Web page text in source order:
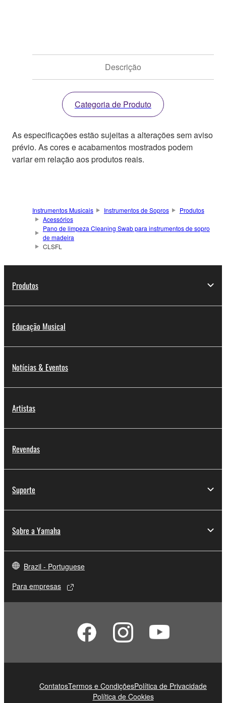
Descrição
Categoria de Produto
As especificações estão sujeitas a alterações sem aviso
prévio. As cores e acabamentos mostrados podem
variar em relação aos produtos reais.
Instrumentos Musicais Instrumentos de Sopros
Produtos
Acessórios
Pano de limpeza Cleaning Swab para instrumentos de sopro
de madeira
CLSFL
Produtos
Educação Musical
Notícias & Eventos
Artistas
Revendas
Suporte
Sobre a Yamaha
Brazil - Portuguese
Para empresas
ContatosTermos e CondiçõesPolítica de Privacidade
Política de Cookies